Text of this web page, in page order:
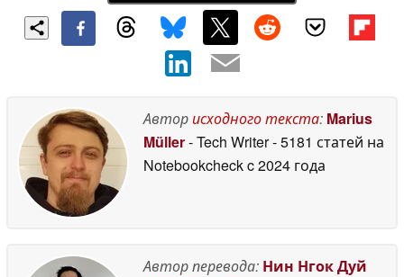
Авторисходного текста: Marius
Müller- Tech Writer- 5181 статей на
Notebookcheckc 2024 года
Автор перевода: Нин Нгок Дуй